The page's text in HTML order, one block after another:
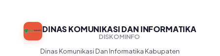
DINAS KOMUNIKASI DAN INFORMATIKA
DISKOMINFO
Dinas Komunikasi Dan Informatika Kabupaten